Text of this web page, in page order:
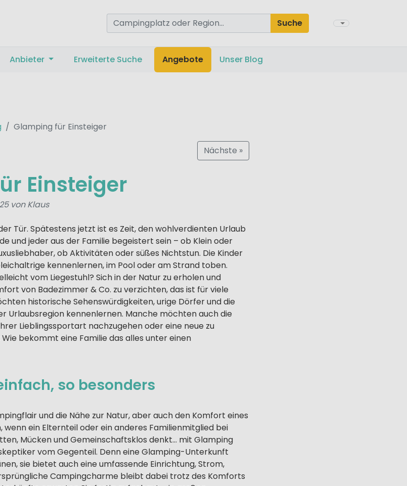
Suche
Anbieter Erweiterte Suche Angebote Unser Blog
Glamping für Einsteiger
Nächste »
Einsteiger
von Klaus
Tür. Spätestens jetzt ist es Zeit, den wohlverdienten Urlaub
und jeder aus der Familie begeistert sein – ob Klein oder
ob Aktivitäten oder süßes Nichtstun. Die Kinder
kennenlernen, im Pool oder am Strand toben.
vom Liegestuhl? Sich in der Natur zu erholen und
von Badezimmer & Co. zu verzichten, das ist für viele
historische Sehenswürdigkeiten, urige Dörfer und die
Urlaubsregion kennenlernen. Manche möchten auch die
Lieblingssportart nachzugehen oder eine neue zu
bekommt eine Familie das alles unter einen
so besonders
und die Nähe zur Natur, aber auch den Komfort eines
wenn ein Elternteil oder ein anderes Familienmitglied bei
Mücken und Gemeinschaftsklos denkt… mit Glamping
vom Gegenteil. Denn eine Glamping-Unterkunft
sie bietet auch eine umfassende Einrichtung, Strom,
Campingcharme bleibt dabei trotz des Komforts